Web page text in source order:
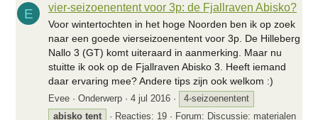
E vier-seizoenentent voor 3p: de Fjallraven Abisko?
Voor wintertochten in het hoge Noorden ben ik op zoek
naar een goede vierseizoenentent voor 3p. De Hilleberg
Nallo 3 (GT) komt uiteraard in aanmerking. Maar nu
stuitte ik ook op de Fjallraven Abisko 3. Heeft iemand
daar ervaring mee? Andere tips zijn ook welkom :)
Evee Onderwerp 4 jul 2016
4-seizoenentent
abisko tent Reacties: 19 Forum: Discussie: materialen